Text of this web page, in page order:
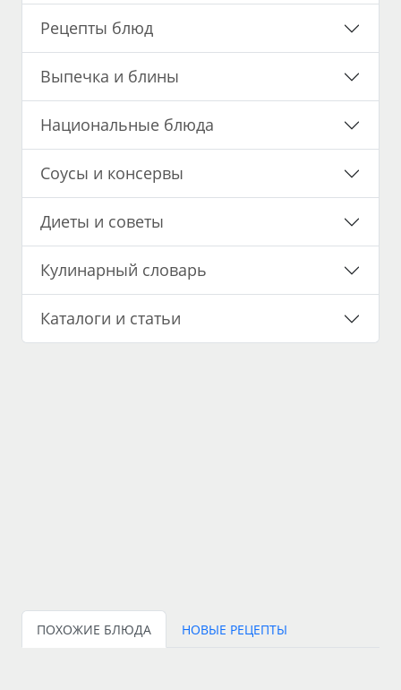
Рецепты блюд
Выпечка и блины
Национальные блюда
Соусы и консервы
Диеты и советы
Кулинарный словарь
Каталоги и статьи
ПОХОЖИЕ БЛЮДА НОВЫЕ РЕЦЕПТЫ